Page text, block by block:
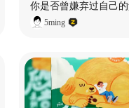
你是否曾嫌弃过自己的
5ming